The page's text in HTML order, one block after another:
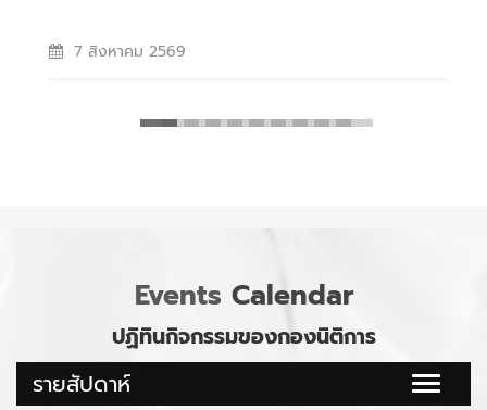
7 สิงหาคม 2569
Events Calendar
ปฏิทินกิจกรรมของกองนิติการ
รายสัปดาห์
Toggle